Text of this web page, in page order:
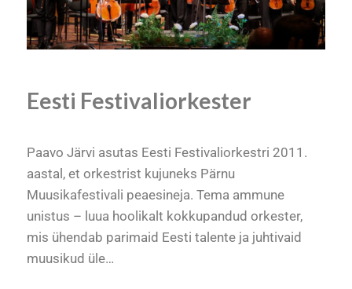
Eesti Festivaliorkester
Paavo Järvi asutas Eesti Festivaliorkestri 2011.
aastal, et orkestrist kujuneks Pärnu
Muusikafestivali peaesineja. Tema ammune
unistus – luua hoolikalt kokkupandud orkester,
mis ühendab parimaid Eesti talente ja juhtivaid
muusikud üle…